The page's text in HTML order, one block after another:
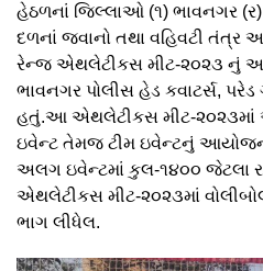
હેઠળનાં જિલ્લાઓ (૧) ભાવનગર
દળનાં જવાનો તથા વહિવટી તંત્ર
રેન્જ એથલેટીકસ મીટ-૨૦૨૩ નું
ભાવનગર પોલીસ હેડ કવાટર્સ,
હતું.આ એથલેટીકસ મીટ-
ઇવેન્ટ તેમજ ટીમ ઇવેન્ટનું
અલગ ઇવેન્ટમાં કુલ-૧૪૦૦ જેટલા
એથલેટીકસ મીટ-૨૦૨૩માં
ભાગ લીધેલ.